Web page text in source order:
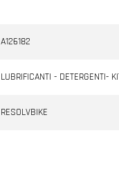
A126182
LUBRIFICANTI - DETERGENTI-
RESOLVBIKE